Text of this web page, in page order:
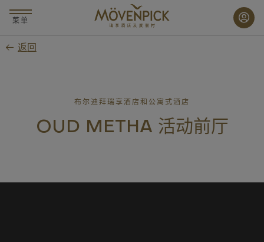
要
菜单
返回
布尔迪拜瑞享酒店和公寓式酒店
OUD METHA 活动前厅